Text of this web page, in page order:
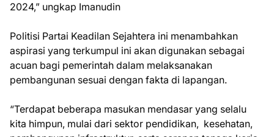
2024,” ungkap Imanudin
Politisi Partai Keadilan Sejahtera ini menambahkan
aspirasi yang terkumpul ini akan digunakan sebagai
acuan bagi pemerintah dalam melaksanakan
pembangunan sesuai dengan fakta di lapangan.
“Terdapat beberapa masukan mendasar yang selalu
kita himpun, mulai dari sektor pendidikan, kesehatan,